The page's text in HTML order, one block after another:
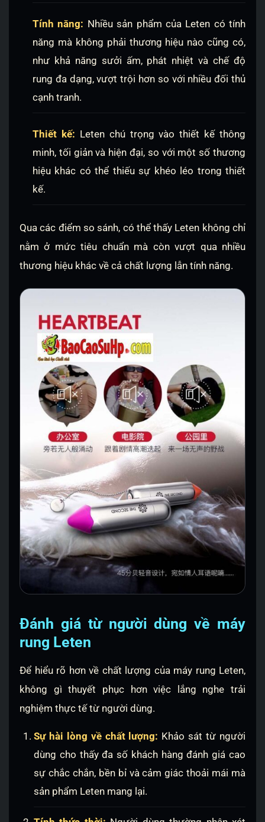
Tính năng: Nhiều sản phẩm của Leten có tính
năng mà không phải thương hiệu nào cũng có,
như khả năng sưởi ấm, phát nhiệt và chế độ
rung đa dạng, vượt trội hơn so với nhiều đối thủ
cạnh tranh.
Thiết kế: Leten chú trọng vào thiết kế thông
minh, tối giản và hiện đại, so với một số thương
hiệu khác có thể thiếu sự khéo léo trong thiết
kế.
Qua các điểm so sánh, có thể thấy Leten không chỉ
nằm ở mức tiêu chuẩn mà còn vượt qua nhiều
thương hiệu khác về cả chất lượng lẫn tính năng.
Đánh giá từ người dùng về máy
rung Leten
Để hiểu rõ hơn về chất lượng của máy rung Leten,
không gì thuyết phục hơn việc lắng nghe trải
nghiệm thực tế từ người dùng.
Sự hài lòng về chất lượng: Khảo sát từ người
dùng cho thấy đa số khách hàng đánh giá cao
sự chắc chắn, bền bỉ và cảm giác thoải mái mà
sản phẩm Leten mang lại.